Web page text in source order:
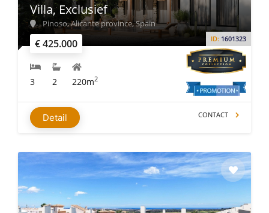
€ 425.000 ID: 1601323
Villa, Exclusief
Pinoso, Alicante province, Spain
3 2 220m2
Detail CONTACT